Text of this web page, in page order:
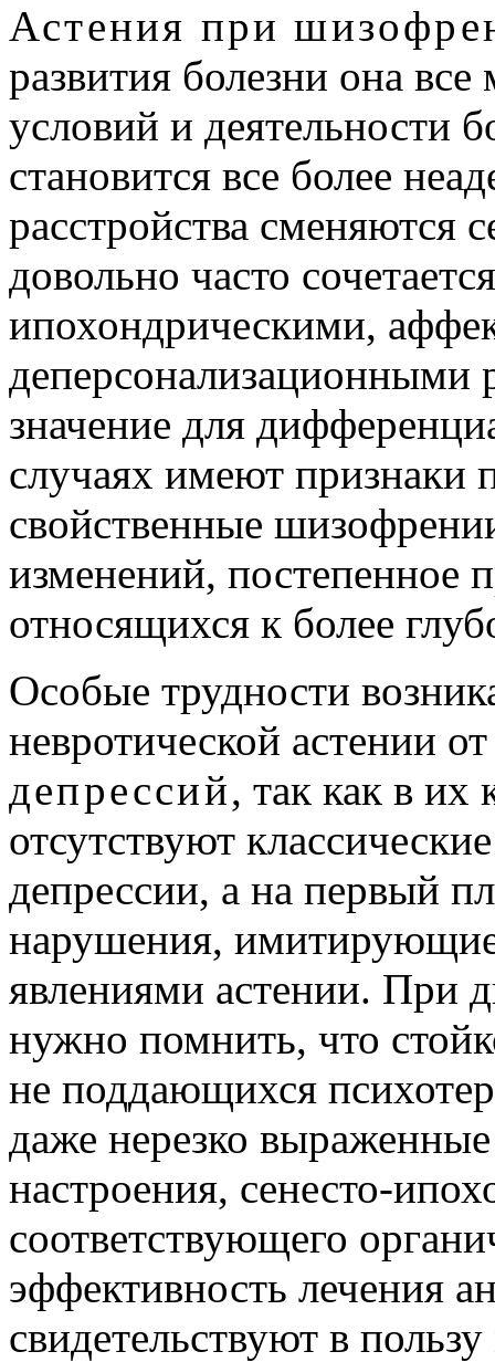
Астения при
развития болезни она
условий и деятельности
становится все более
расстройства сменяются
довольно часто
ипохондрическими,
деперсонализационными
значение для
случаях имеют признаки
свойственные
изменений, постепенное
относящихся к более
Особые трудности
невротической астении
депрессий, так как в их
отсутствуют
депрессии, а на первый
нарушения, имитирующие
явлениями астении. При
нужно помнить, что
не поддающихся
даже нерезко
настроения, сенесто-
соответствующего
эффективность лечения
свидетельствуют в